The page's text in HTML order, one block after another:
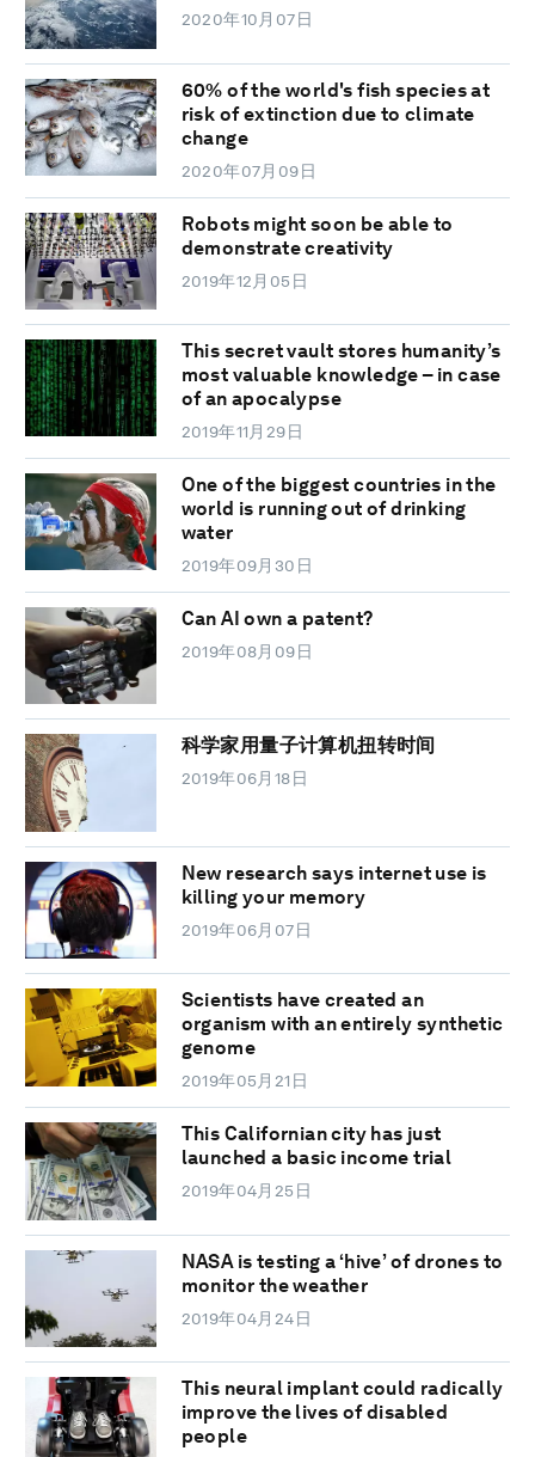
2020年10月07日
60% of the world's fish species at
risk of extinction due to climate
change
2020年07月09日
Robots might soon be able to
demonstrate creativity
2019年12月05日
This secret vault stores humanity’s
most valuable knowledge – in case
of an apocalypse
2019年11月29日
One of the biggest countries in the
world is running out of drinking
water
2019年09月30日
Can AI own a patent?
2019年08月09日
科学家用量子计算机扭转时间
2019年06月18日
New research says internet use is
killing your memory
2019年06月07日
Scientists have created an
organism with an entirely synthetic
genome
2019年05月21日
This Californian city has just
launched a basic income trial
2019年04月25日
NASA is testing a ‘hive’ of drones to
monitor the weather
2019年04月24日
This neural implant could radically
improve the lives of disabled
people